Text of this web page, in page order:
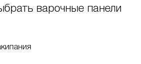
варочные панели